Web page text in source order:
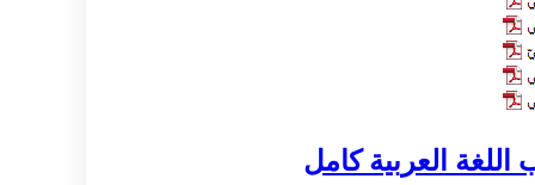
اللغة العربية كامل